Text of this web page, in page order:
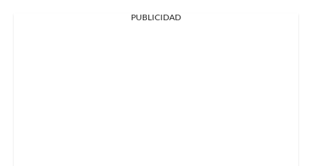
PUBLICIDAD